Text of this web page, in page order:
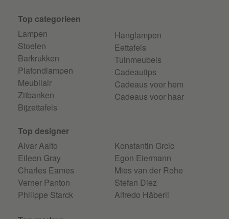
Top categorieen
Lampen
Stoelen
Barkrukken
Plafondlampen
Meubilair
Zitbanken
Bijzettafels
Hanglampen
Eettafels
Tuinmeubels
Cadeautips
Cadeaus voor hem
Cadeaus voor haar
Top designer
Alvar Aalto
Eileen Gray
Charles Eames
Verner Panton
Philippe Starck
Konstantin Grcic
Egon Eiermann
Mies van der Rohe
Stefan Diez
Alfredo Häberli